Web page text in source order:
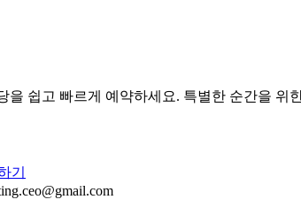
을 쉽고 빠르게 예약하세요. 특별한 순간을 위
기